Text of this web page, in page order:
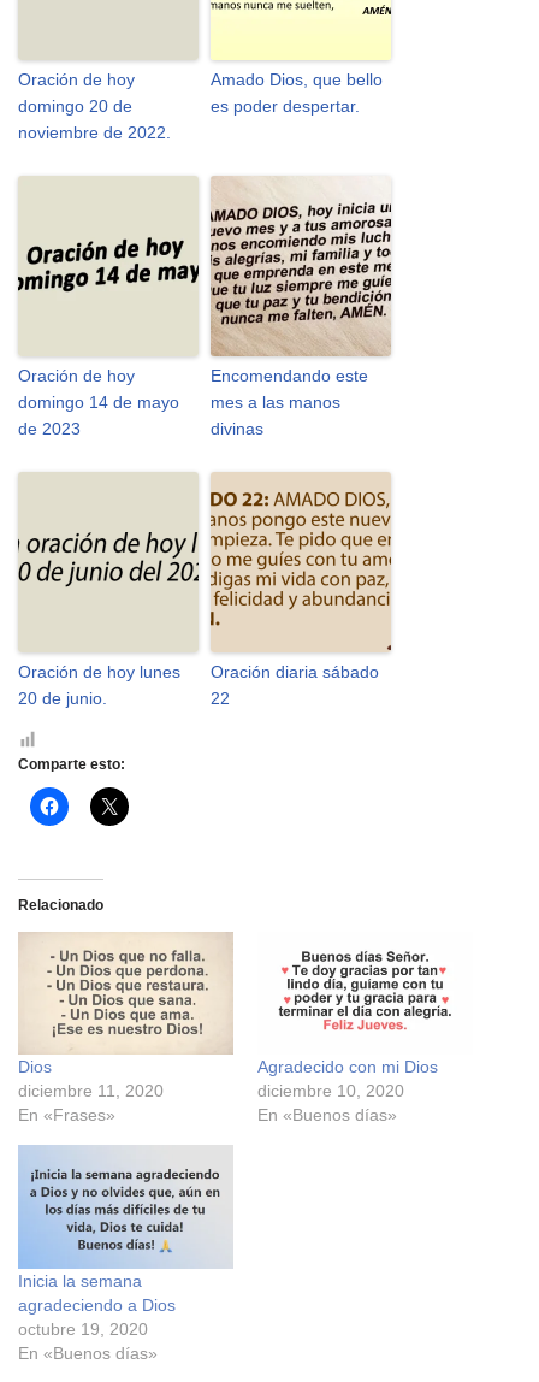
Oración de hoy
domingo 20 de
noviembre de 2022.
Amado Dios, que bello
es poder despertar.
Oración de hoy
domingo 14 de mayo
de 2023
Encomendando este
mes a las manos
divinas
Oración de hoy lunes
20 de junio.
Oración diaria sábado
22
Comparte esto:
H
a
i
c
p
a
a
c
o
m
p
a
r
i
r
e
F
c
e
b
o
(
S
e
b
r
e
H
a
a
a
c
o
m
p
a
r
r
X
S
e
a
b
r
e
e
n
u
n
a
v
e
Relacionado
Dios
diciembre 11, 2020
En «Frases»
Agradecido con mi Dios
diciembre 10, 2020
En «Buenos días»
Inicia la semana
agradeciendo a Dios
octubre 19, 2020
En «Buenos días»